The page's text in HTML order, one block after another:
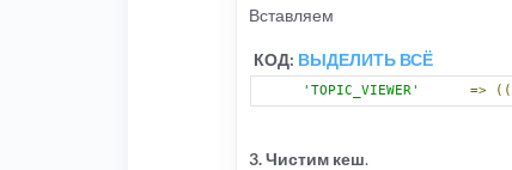
Вставляем
КОД: ВЫДЕЛИТЬ ВСЁ
'TOPIC_VIEWER' => ((
3. Чистим кеш.